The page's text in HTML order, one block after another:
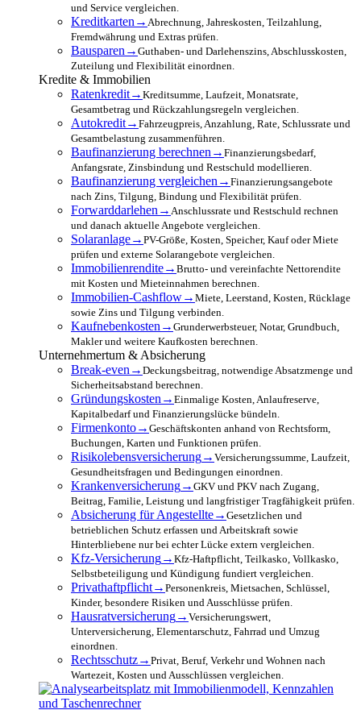
und Service vergleichen.
Kreditkarten → Abrechnung, Jahreskosten, Teilzahlung,
Fremdwährung und Extras prüfen.
Bausparen → Guthaben- und Darlehenszins, Abschlusskosten,
Zuteilung und Flexibilität einordnen.
Kredite & Immobilien
Ratenkredit→ Kreditsumme, Laufzeit, Monatsrate,
Gesamtbetrag und Rückzahlungsregeln vergleichen.
Autokredit→ Fahrzeugpreis, Anzahlung, Rate, Schlussrate und
Gesamtbelastung zusammenführen.
Baufinanzierung berechnen → Finanzierungsbedarf,
Anfangsrate, Zinsbindung und Restschuld modellieren.
Baufinanzierung vergleichen → Finanzierungsangebote
nach Zins, Tilgung, Bindung und Flexibilität prüfen.
Forwarddarlehen → Anschlussrate und Restschuld rechnen
und danach aktuelle Angebote vergleichen.
Solaranlage→ PV-Größe, Kosten, Speicher, Kauf oder Miete
prüfen und externe Solarangebote vergleichen.
Immobilienrendite→ Brutto- und vereinfachte Nettorendite
mit Kosten und Mieteinnahmen berechnen.
Immobilien-Cashflow→ Miete, Leerstand, Kosten, Rücklage
sowie Zins und Tilgung verbinden.
Kaufnebenkosten → Grunderwerbsteuer, Notar, Grundbuch,
Makler und weitere Kaufkosten berechnen.
Unternehmertum & Absicherung
Break-even → Deckungsbeitrag, notwendige Absatzmenge und
Sicherheitsabstand berechnen.
Gründungskosten → Einmalige Kosten, Anlaufreserve,
Kapitalbedarf und Finanzierungslücke bündeln.
Firmenkonto→ Geschäftskonten anhand von Rechtsform,
Buchungen, Karten und Funktionen prüfen.
Risikolebensversicherung→ Versicherungssumme, Laufzeit,
Gesundheitsfragen und Bedingungen einordnen.
Krankenversicherung→ GKV und PKV nach Zugang,
Beitrag, Familie, Leistung und langfristiger Tragfähigkeit prüfen.
Absicherung für Angestellte→ Gesetzlichen und
betrieblichen Schutz erfassen und Arbeitskraft sowie
Hinterbliebene nur bei echter Lücke extern vergleichen.
Kfz-Versicherung→ Kfz-Haftpflicht, Teilkasko, Vollkasko,
Selbstbeteiligung und Kündigung fundiert vergleichen.
Privathaftpflicht→ Personenkreis, Mietsachen, Schlüssel,
Kinder, besondere Risiken und Ausschlüsse prüfen.
Hausratversicherung→ Versicherungswert,
Unterversicherung, Elementarschutz, Fahrrad und Umzug
einordnen.
Rechtsschutz→ Privat, Beruf, Verkehr und Wohnen nach
Wartezeit, Kosten und Ausschlüssen vergleichen.